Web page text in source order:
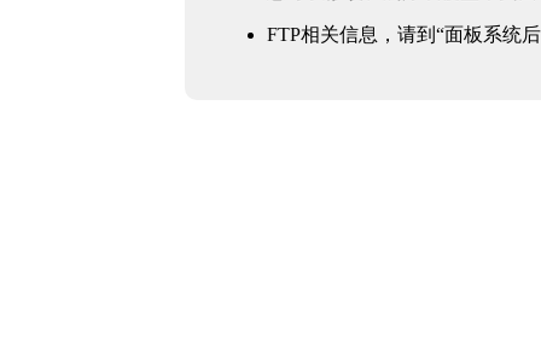
FTP相关信息，请到“面板系统